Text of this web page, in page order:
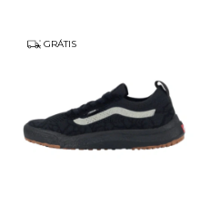
GRÁTIS